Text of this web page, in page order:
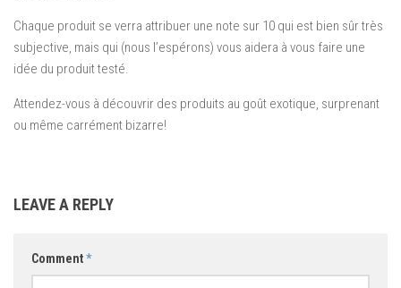
Chaque produit se verra attribuer une note sur 10 qui est bien sûr très
subjective, mais qui (nous l’espérons) vous aidera à vous faire une
idée du produit testé.
Attendez-vous à découvrir des produits au goût exotique, surprenant
ou même carrément bizarre!
LEAVE A REPLY
Comment*